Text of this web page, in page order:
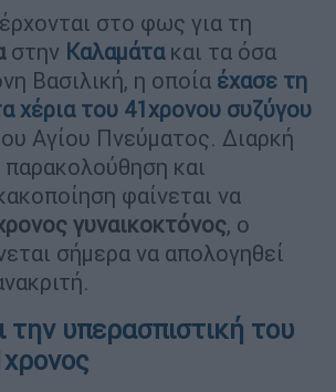
στο φως για τη
στην Καλαμάτακαι τα όσα
Βασιλική, η οποία έχασε τη
χέρια του 41χρονου συζύγου
Αγίου Πνεύματος. Διαρκή
και
φαίνεται να
γυναικοκτόνος, ο
σήμερα να απολογηθεί
την υπερασπιστική του